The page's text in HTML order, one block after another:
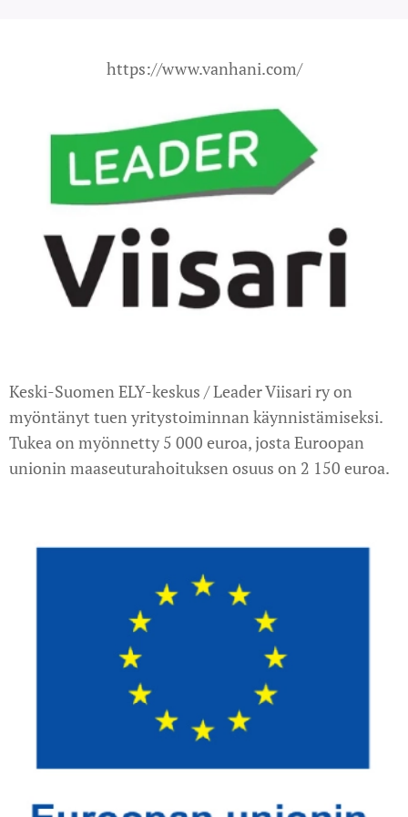
https://www.vanhani.com/
Keski-Suomen ELY-keskus / Leader Viisari ry on
myöntänyt tuen yritystoiminnan käynnistämiseksi.
Tukea on myönnetty 5 000 euroa, josta Euroopan
unionin maaseuturahoituksen osuus on 2 150 euroa.